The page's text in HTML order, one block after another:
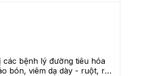
các bệnh lý đường tiêu hóa
bón, viêm dạ dày - ruột, rối